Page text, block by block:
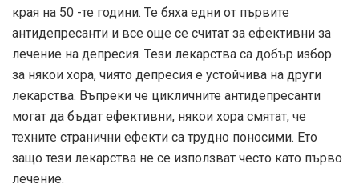
края на 50 -те години. Те бяха едни от първите
антидепресанти и все още се считат за ефективни за
лечение на депресия. Тези лекарства са добър избор
за някои хора, чиято депресия е устойчива на други
лекарства. Въпреки че цикличните антидепресанти
могат да бъдат ефективни, някои хора смятат, че
техните странични ефекти са трудно поносими. Ето
защо тези лекарства не се използват често като първо
лечение.